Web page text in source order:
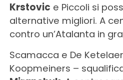
Krstovic e Piccoli si
alternative migliori. A
contro un’Atalanta in
Scamacca e De
Koopmeiners –